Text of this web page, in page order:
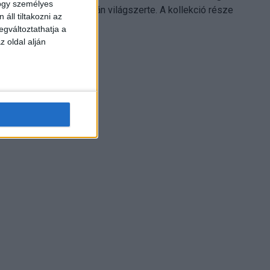
személyes
áll tiltakozni az
a
oldal alján
Electronics platformján világszerte. A kollekció része
Leonardo...